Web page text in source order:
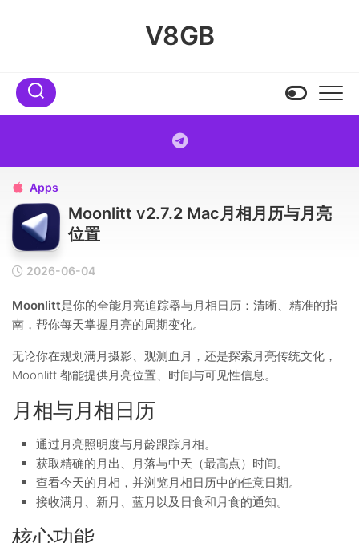
V8GB
 Apps
Moonlitt v2.7.2 Mac月相月历与月亮
位置
2026-06-04
Moonlitt是你的全能月亮追踪器与月相日历：清晰、精准的指
南，帮你每天掌握月亮的周期变化。
无论你在规划满月摄影、观测血月，还是探索月亮传统文化，
Moonlitt 都能提供月亮位置、时间与可见性信息。
月相与月相日历
通过月亮照明度与月龄跟踪月相。
获取精确的月出、月落与中天（最高点）时间。
查看今天的月相，并浏览月相日历中的任意日期。
接收满月、新月、蓝月以及日食和月食的通知。
核心功能